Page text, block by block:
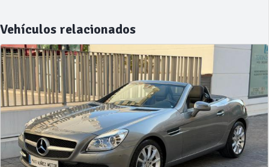
Vehículos relacionados